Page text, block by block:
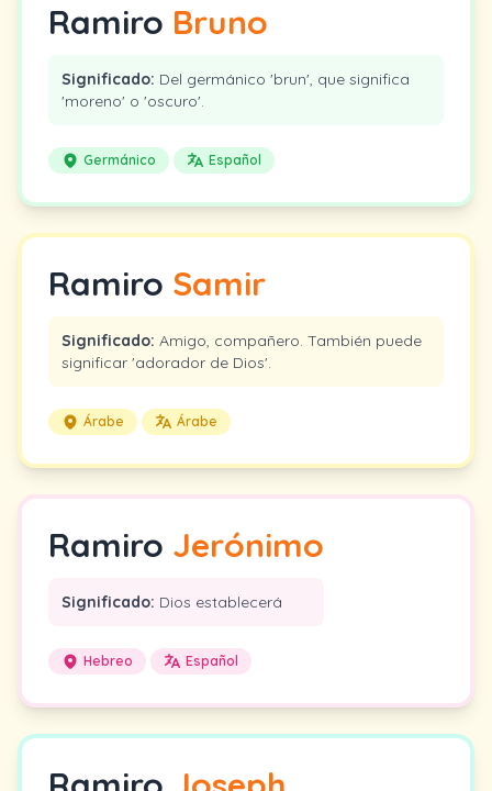
Ramiro Bruno
Significado: Del germánico 'brun', que significa
'moreno' o 'oscuro'.
Germánico Español
Ramiro Samir
Significado: Amigo, compañero. También puede
significar 'adorador de Dios'.
Árabe Árabe
Ramiro Jerónimo
Significado: Dios establecerá
Hebreo Español